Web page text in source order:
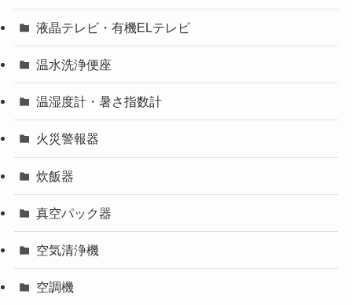
液晶テレビ・有機ELテレビ
温水洗浄便座
温湿度計・暑さ指数計
火災警報器
炊飯器
真空パック器
空気清浄機
空調機